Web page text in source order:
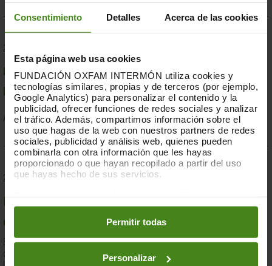
Consentimiento Detalles Acerca de las cookies
Esta página web usa cookies
FUNDACIÓN OXFAM INTERMÓN utiliza cookies y
tecnologías similares, propias y de terceros (por ejemplo,
Google Analytics) para personalizar el contenido y la
publicidad, ofrecer funciones de redes sociales y analizar
el tráfico. Además, compartimos información sobre el
uso que hagas de la web con nuestros partners de redes
sociales, publicidad y análisis web, quienes pueden
combinarla con otra información que les hayas
proporcionado o que hayan recopilado a partir del uso
que hayas hecho de sus servicios.
preferencias accediendo a nuestraPolítica de Cookieso
en los botones facilitados a continuación:
Permitir todas
Personalizar
23.07.2019
Compromesos o complaents: una resposta fallida a
la crisi per sequera a la Banya d'Àfrica de 2019
Acció Humanitària-Resiliència i Mitjans de Vida
28.03.2019
desigualtat a Espanya
En el marc de la lluita contra la desigualtat, Oxfam Intermón ha
desenvolupat una eina d'anàlisi estructural de les causes de